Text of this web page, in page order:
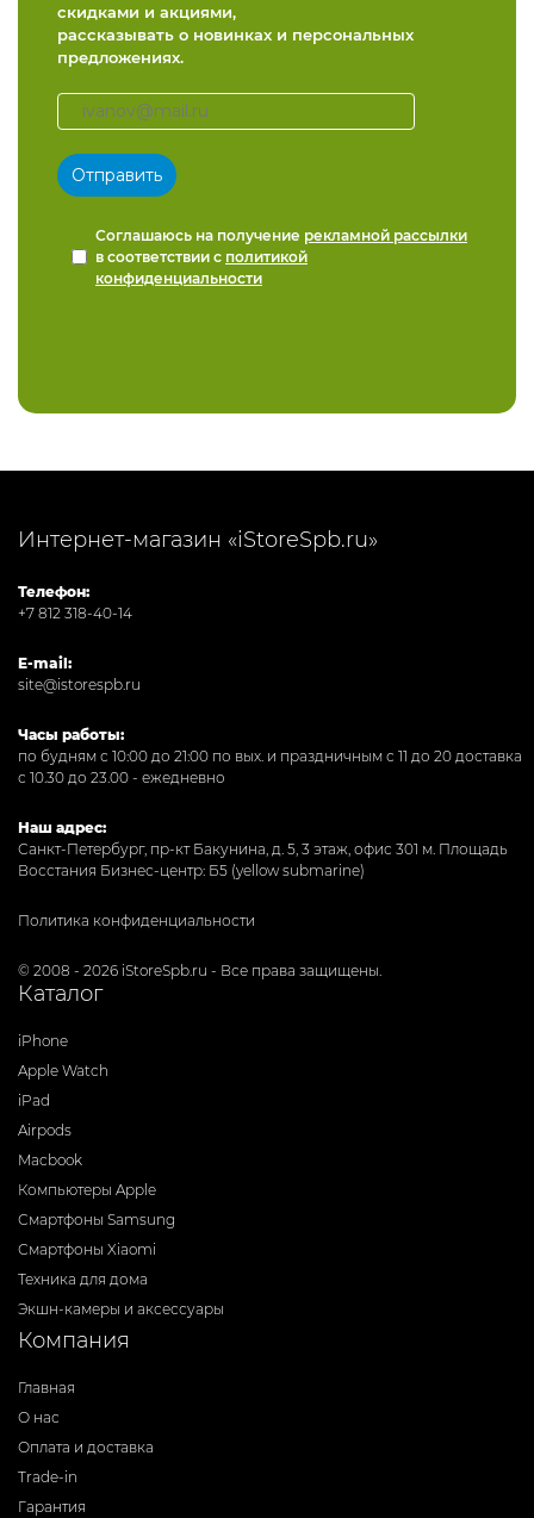
скидками и акциями,
рассказывать о новинках и персональных
предложениях.
Соглашаюсь на получение рекламной рассылки
в соответствии с политикой
конфиденциальности
Интернет-магазин «iStoreSpb.ru»
Телефон:
+7 812 318-40-14
E-mail:
site@istorespb.ru
Часы работы:
по будням с 10:00 до 21:00 по вых. и праздничным с 11 до 20 доставка
с 10.30 до 23.00 - ежедневно
Наш адрес:
Санкт-Петербург, пр-кт Бакунина, д. 5, 3 этаж, офис 301 м. Площадь
Восстания Бизнес-центр: Б5 (yellow submarine)
Политика конфиденциальности
© 2008 - 2026 iStoreSpb.ru - Все права защищены.
Каталог
iPhone
Apple Watch
iPad
Airpods
Macbook
Компьютеры Apple
Смартфоны Samsung
Смартфоны Xiaomi
Техника для дома
Экшн-камеры и аксессуары
Компания
Главная
О нас
Оплата и доставка
Trade-in
Гарантия